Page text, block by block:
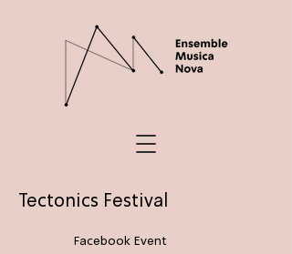
Tectonics Festival
Facebook Event